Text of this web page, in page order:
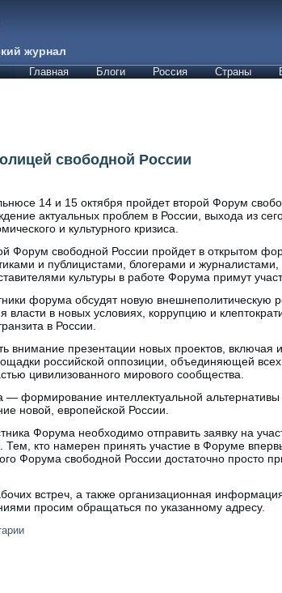
журнал
Главная Блоги Россия Страны
свободной России
14 и 15 октября пройдет второй Форум
актуальных проблем в России, выхода из
и культурного кризиса.
Форум свободной России пройдет в открытом
и публицистами, блогерами и журналистами,
культуры в работе Форума примут
форума обсудят новую внешнеполитическую
в новых условиях, коррупцию и
в России.
внимание презентации новых проектов, включая
российской оппозиции, объединяющей всех
цивилизованного мирового сообщества.
формирование интеллектуальной альтернативы
новой, европейской России.
Форума необходимо отправить заявку на
. Тем, кто намерен принять участие в Форуме
Форума свободной России достаточно просто
встреч, а также организационная
просим обращаться по указанному адресу.